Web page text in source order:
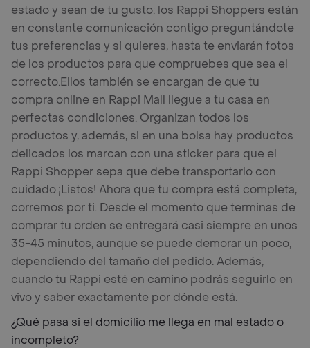
estado y sean de tu gusto: los Rappi Shoppers están
en constante comunicación contigo preguntándote
tus preferencias y si quieres, hasta te enviarán fotos
de los productos para que compruebes que sea el
correcto.Ellos también se encargan de que tu
compra online en Rappi Mall llegue a tu casa en
perfectas condiciones. Organizan todos los
productos y, además, si en una bolsa hay productos
delicados los marcan con una sticker para que el
Rappi Shopper sepa que debe transportarlo con
cuidado.¡Listos! Ahora que tu compra está completa,
corremos por ti. Desde el momento que terminas de
comprar tu orden se entregará casi siempre en unos
35-45 minutos, aunque se puede demorar un poco,
dependiendo del tamaño del pedido. Además,
cuando tu Rappi esté en camino podrás seguirlo en
vivo y saber exactamente por dónde está.
¿Qué pasa si el domicilio me llega en mal estado o
incompleto?